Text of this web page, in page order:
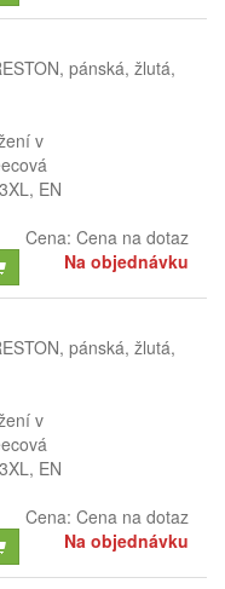
pánská, žlutá,
v
EN
Cena: Cena na dotaz
Na objednávku
pánská, žlutá,
v
EN
Cena: Cena na dotaz
Na objednávku